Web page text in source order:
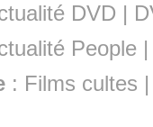
DVD |
People
: Films cultes